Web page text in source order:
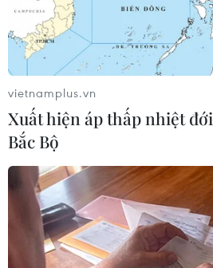
Cần xử lý dứt điểm việc tập
vietnamplus.vn
Xuất hiện áp thấp nhiệt
Bắc Bộ